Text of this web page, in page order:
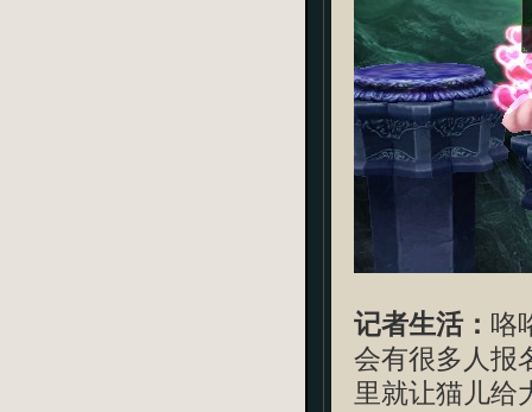
记者生活： 咯
会有很多人报
里就让猫儿给